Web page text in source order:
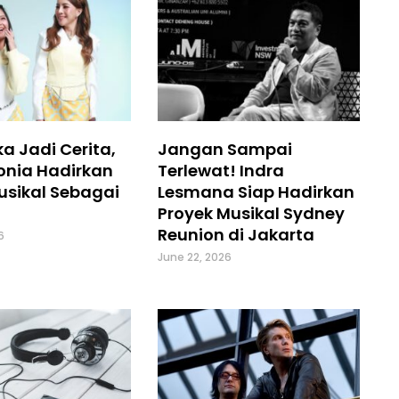
Jadi Cerita,
Hadirkan
Sebagai
Jangan Sampai
Terlewat! Indra
Lesmana Siap Hadirkan
Proyek Musikal Sydney
Reunion di Jakarta
June 22, 2026